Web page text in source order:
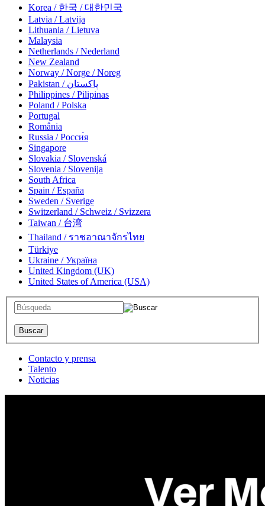
Korea / 한국 / 대한민국
Latvia / Latvija
Lithuania / Lietuva
Malaysia
Netherlands / Nederland
New Zealand
Norway / Norge / Noreg
Pakistan / پاکستان
Philippines / Pilipinas
Poland / Polska
Portugal
România
Russia / Росси́я
Singapore
Slovakia / Slovenská
Slovenia / Slovenija
South Africa
Spain / España
Sweden / Sverige
Switzerland / Schweiz / Svizzera
Taiwan / 台湾
Thailand / ราชอาณาจักรไทย
Türkiye
Ukraine / Україна
United Kingdom (UK)
United States of America (USA)
Contacto y prensa
Talento
Noticias